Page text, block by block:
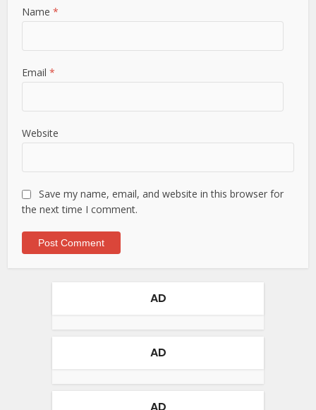
Name*
Email*
Website
Save my name, email, and website in this browser for
the next time I comment.
AD
AD
AD